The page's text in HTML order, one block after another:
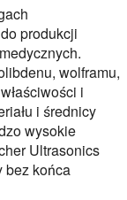
produkcji
wolframu,
i
i średnicy
wysokie
Ultrasonics
bez końca